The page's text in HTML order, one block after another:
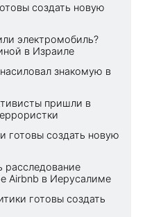
создать новую
электромобиль?
в Израиле
знакомую в
пришли в
готовы создать новую
расследование
Airbnb в Иерусалиме
готовы создать